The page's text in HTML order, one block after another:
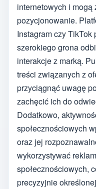
internetowych i mogą
pozycjonowanie.
Instagram czy
szerokiego grona
interakcje z marką.
treści związanych z
przyciągnąć uwagę
zachęcić ich do
Dodatkowo,
społecznościowych
oraz jej
wykorzystywać
społecznościowych,
precyzyjnie